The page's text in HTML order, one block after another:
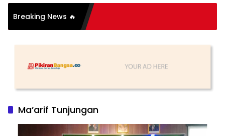
Breaking News 🔥
Organisasi: Antara
Substansi
Ma’arif Tunjungan